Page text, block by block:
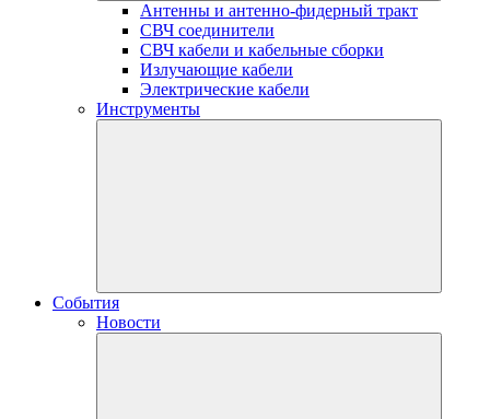
Антенны и антенно-фидерный тракт
СВЧ соединители
СВЧ кабели и кабельные сборки
Излучающие кабели
Электрические кабели
Инструменты
События
Новости